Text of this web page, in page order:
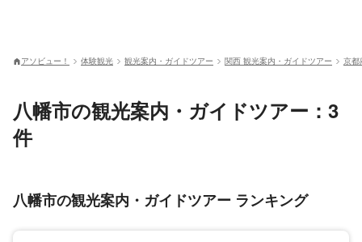
アソビュー！ 体験観光 観光案内・ガイドツアー 関西 観光案内・ガイドツアー 京都
八幡市の観光案内・ガイドツアー：3
件
八幡市の観光案内・ガイドツアー ランキング